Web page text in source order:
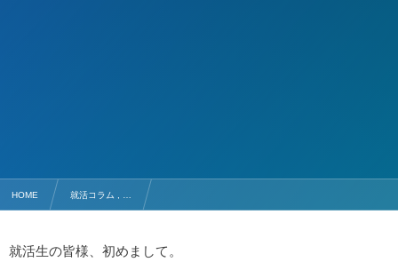
HOME 就活コラム , …
就活生の皆様、初めまして。